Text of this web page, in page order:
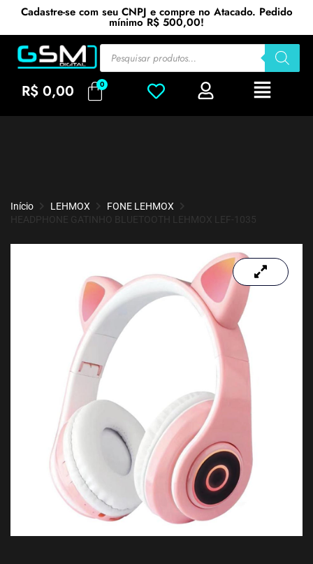
Cadastre-se com seu CNPJ e compre no Atacado. Pedido
mínimo R$ 500,00!
R$ 0,00
Início LEHMOX
FONE LEHMOX
HEADPHONE GATINHO BLUETOOTH LEHMOX LEF-1035